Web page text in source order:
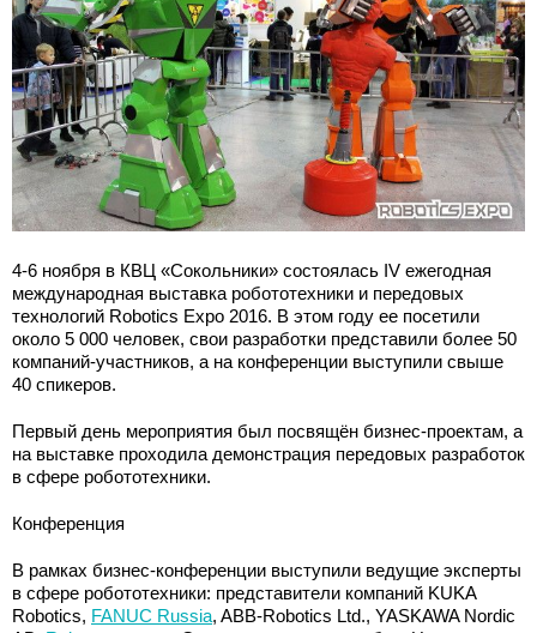
4-6 ноября в КВЦ «Сокольники» состоялась IV ежегодная
международная выставка робототехники и передовых
технологий Robotics Expo 2016. В этом году ее посетили
около 5 000 человек, свои разработки представили более 50
компаний-участников, а на конференции выступили свыше
40 спикеров.
Первый день мероприятия был посвящён бизнес-проектам, а
на выставке проходила демонстрация передовых разработок
в сфере робототехники.
Конференция
В рамках бизнес-конференции выступили ведущие эксперты
в сфере робототехники: представители компаний KUKA
Robotics, FANUC Russia, ABB-Robotics Ltd., YASKAWA Nordic